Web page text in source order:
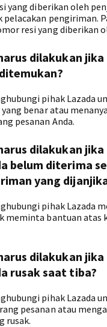
yang diberikan oleh
pelacakan pengiriman.
resi yang diberikan
dilakukan
pihak Lazada
benar atau
pesanan Anda.
dilakukan
belum diterima
yang
pihak Lazada
meminta bantuan atas
dilakukan
rusak saat tiba?
pihak Lazada
pesanan atau
rusak.